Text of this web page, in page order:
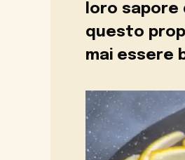
loro sapore
questo
mai essere